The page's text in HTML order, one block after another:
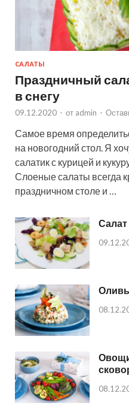
САЛАТЫ
Праздничный
в снегу
09.12.2020 - от admin -
Самое время
на новогодний стол. Я
салатик с курицей и
Слоеные салаты всегда
праздничном столе и …
Салат